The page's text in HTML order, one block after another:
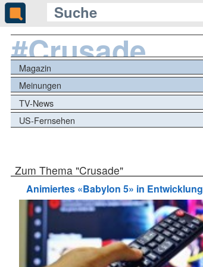
#Crusade
Magazin
Meinungen
TV-News
US-Fernsehen
Zum Thema "Crusade"
Animiertes «Babylon 5» in Entwicklung